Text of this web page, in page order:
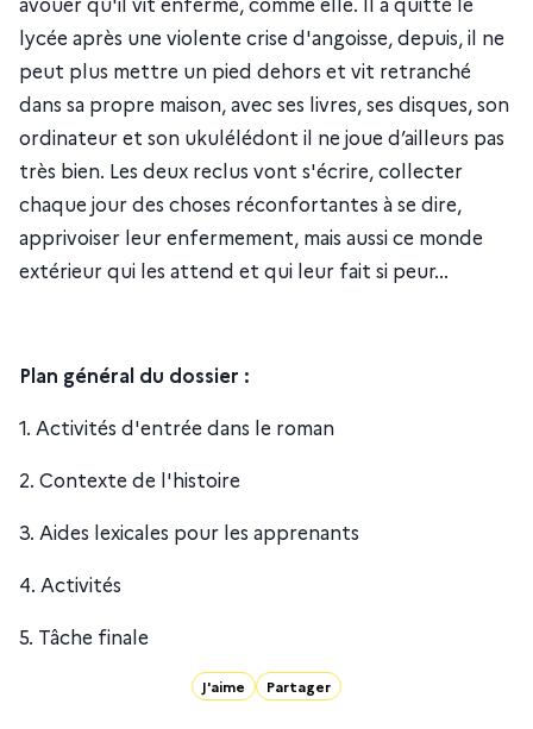
lycée après une violente crise d'angoisse, depuis, il ne
peut plus mettre un pied dehors et vit retranché
dans sa propre maison, avec ses livres, ses disques, son
ordinateur et son ukulélédont il ne joue d’ailleurs pas
très bien. Les deux reclus vont s'écrire, collecter
chaque jour des choses réconfortantes à se dire,
apprivoiser leur enfermement, mais aussi ce monde
extérieur qui les attend et qui leur fait si peur...
Plan général du dossier :
1. Activités d'entrée dans le roman
2. Contexte de l'histoire
3. Aides lexicales pour les apprenants
4. Activités
5. Tâche finale
J'aime Partager